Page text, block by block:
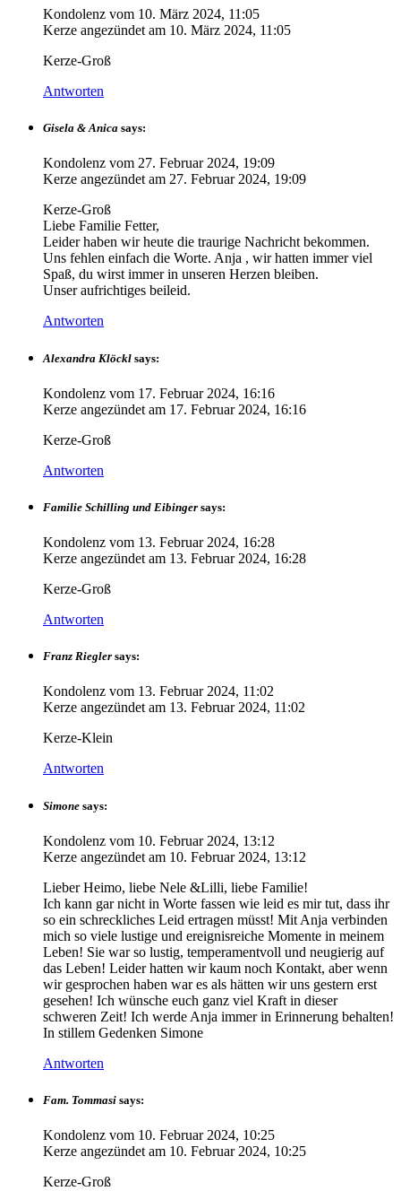
Kondolenz vom 10. März 2024, 11:05
Kerze angezündet am 10. März 2024, 11:05
Kerze-Groß
Antworten
Gisela & Anica says:
Kondolenz vom 27. Februar 2024, 19:09
Kerze angezündet am 27. Februar 2024, 19:09
Kerze-Groß
Liebe Familie Fetter,
Leider haben wir heute die traurige Nachricht bekommen.
Uns fehlen einfach die Worte. Anja , wir hatten immer viel
Spaß, du wirst immer in unseren Herzen bleiben.
Unser aufrichtiges beileid.
Antworten
Alexandra Klöckl says:
Kondolenz vom 17. Februar 2024, 16:16
Kerze angezündet am 17. Februar 2024, 16:16
Kerze-Groß
Antworten
Familie Schilling und Eibinger says:
Kondolenz vom 13. Februar 2024, 16:28
Kerze angezündet am 13. Februar 2024, 16:28
Kerze-Groß
Antworten
Franz Riegler says:
Kondolenz vom 13. Februar 2024, 11:02
Kerze angezündet am 13. Februar 2024, 11:02
Kerze-Klein
Antworten
Simone says:
Kondolenz vom 10. Februar 2024, 13:12
Kerze angezündet am 10. Februar 2024, 13:12
Lieber Heimo, liebe Nele &Lilli, liebe Familie!
Ich kann gar nicht in Worte fassen wie leid es mir tut, dass ihr
so ein schreckliches Leid ertragen müsst! Mit Anja verbinden
mich so viele lustige und ereignisreiche Momente in meinem
Leben! Sie war so lustig, temperamentvoll und neugierig auf
das Leben! Leider hatten wir kaum noch Kontakt, aber wenn
wir gesprochen haben war es als hätten wir uns gestern erst
gesehen! Ich wünsche euch ganz viel Kraft in dieser
schweren Zeit! Ich werde Anja immer in Erinnerung behalten!
In stillem Gedenken Simone
Antworten
Fam. Tommasi says:
Kondolenz vom 10. Februar 2024, 10:25
Kerze angezündet am 10. Februar 2024, 10:25
Kerze-Groß